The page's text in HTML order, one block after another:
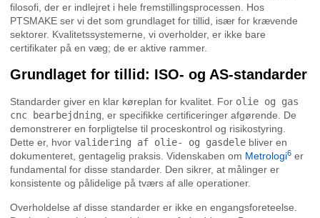
filosofi, der er indlejret i hele fremstillingsprocessen. Hos
PTSMAKE ser vi det som grundlaget for tillid, især for krævende
sektorer. Kvalitetssystemerne, vi overholder, er ikke bare
certifikater på en væg; de er aktive rammer.
Grundlaget for tillid: ISO- og AS-standarder
Standarder giver en klar køreplan for kvalitet. For olie og gas
cnc bearbejdning , er specifikke certificeringer afgørende. De
demonstrerer en forpligtelse til proceskontrol og risikostyring.
Dette er, hvor validering af olie- og gasdele bliver en
dokumenteret, gentagelig praksis. Videnskaben om Metrologi6 er
fundamental for disse standarder. Den sikrer, at målinger er
konsistente og pålidelige på tværs af alle operationer.
Overholdelse af disse standarder er ikke en engangsforeteelse.